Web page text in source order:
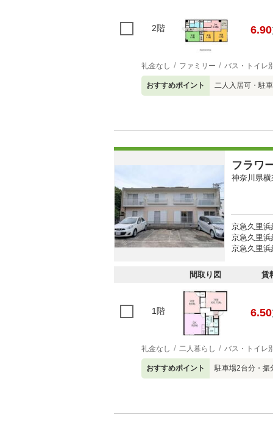
2階 6.90
礼金なし ファミリー バス・トイレ
おすすめポイント 二人入居可・駐
フラワ
神奈川県
京急久里
京急久里
京急久里
間取り図 賃
1階 6.50
礼金なし 二人暮らし バス・トイレ
おすすめポイント 駐車場2台分・振